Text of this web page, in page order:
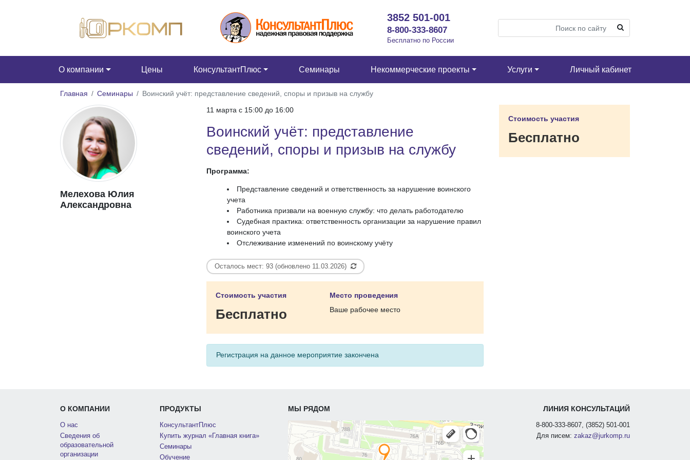
3852 501-001
8-800-333-8607
Бесплатно по России
О компании Цены КонсультантПлюс Семинары Некоммерческие проекты Услуги Личный кабинет
Главная Семинары Воинский учёт: представление сведений, споры и призыв на службу
Мелехова Юлия
Александровна
11 марта c 15:00 до 16:00
Воинский учёт: представление
сведений, споры и призыв на службу
Программа:
Представление сведений и ответственность за нарушение воинского
учета
Работника призвали на военную службу: что делать работодателю
Судебная практика: ответственность организации за нарушение правил
воинского учета
Отслеживание изменений по воинскому учёту
Осталось мест: 93 (обновлено 11.03.2026)
Стоимость участия
Бесплатно
Место проведения
Ваше рабочее место
Регистрация на данное мероприятие закончена
Стоимость участия
Бесплатно
О КОМПАНИИ
О нас
Сведения об
образовательной
организации
ПРОДУКТЫ
КонсультантПлюс
Купить журнал «Главная книга»
Семинары
Обучение
МЫ РЯДОМ ЛИНИЯ КОНСУЛЬТАЦИЙ
8-800-333-8607, (3852) 501-001
Для писем: zakaz@jurkomp.ru